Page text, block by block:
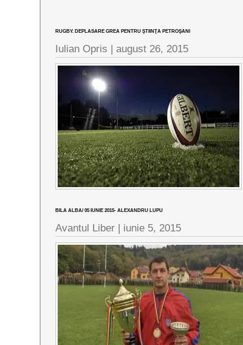
RUGBY. DEPLASARE GREA PENTRU ŞTIINŢA PETROŞANI
Iulian Opris |august 26, 2015
BILA ALBA/ 05 IUNIE 2015- ALEXANDRU LUPU
Avantul Liber | iunie 5, 2015